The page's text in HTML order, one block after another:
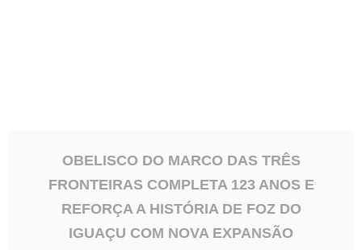
OBELISCO DO MARCO DAS TRÊS
FRONTEIRAS COMPLETA 123 ANOS E
REFORÇA A HISTÓRIA DE FOZ DO
IGUAÇU COM NOVA EXPANSÃO